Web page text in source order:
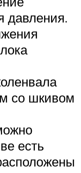
давления.
со шкивом
есть